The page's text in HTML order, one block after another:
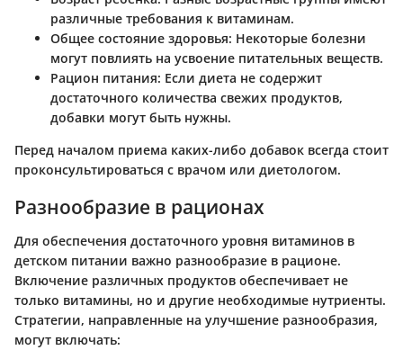
различные требования к витаминам.
Общее состояние здоровья: Некоторые болезни
могут повлиять на усвоение питательных веществ.
Рацион питания: Если диета не содержит
достаточного количества свежих продуктов,
добавки могут быть нужны.
Перед началом приема каких-либо добавок всегда стоит
проконсультироваться с врачом или диетологом.
Разнообразие в рационах
Для обеспечения достаточного уровня витаминов в
детском питании важно разнообразие в рационе.
Включение различных продуктов обеспечивает не
только витамины, но и другие необходимые нутриенты.
Стратегии, направленные на улучшение разнообразия,
могут включать: